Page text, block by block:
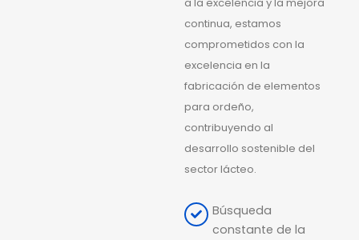
continua, estamos
comprometidos con la
excelencia en la
fabricación de elementos
para ordeño,
contribuyendo al
desarrollo sostenible del
sector lácteo.
Búsqueda
constante de la